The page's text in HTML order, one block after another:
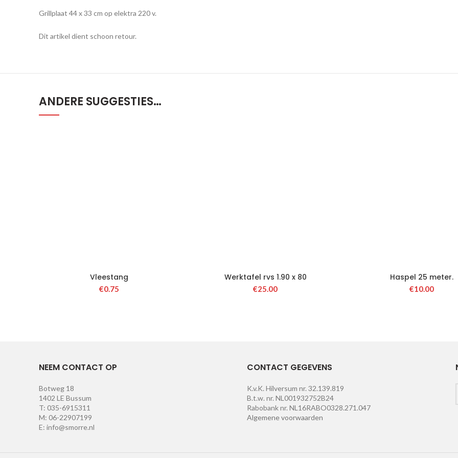
Grillplaat 44 x 33 cm op elektra 220 v.
Dit artikel dient schoon retour.
ANDERE SUGGESTIES…
Vleestang
€0.75
Werktafel rvs 1.90 x 80
€25.00
Haspel 25 meter.
€10.00
NEEM CONTACT OP
Botweg 18
1402 LE Bussum
T: 035-6915311
M: 06-22907199
E: info@smorre.nl
CONTACT GEGEVENS
K.v.K. Hilversum nr. 32.139.819
B.t.w. nr. NL001932752B24
Rabobank nr. NL16RABO0328.271.047
Algemene voorwaarden